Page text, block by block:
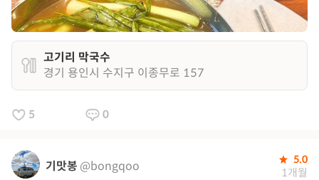
고기리 막국수
경기 용인시 수지구 이종무로 157
5 0
기맛봉 @bongqoo 5.0
1개월